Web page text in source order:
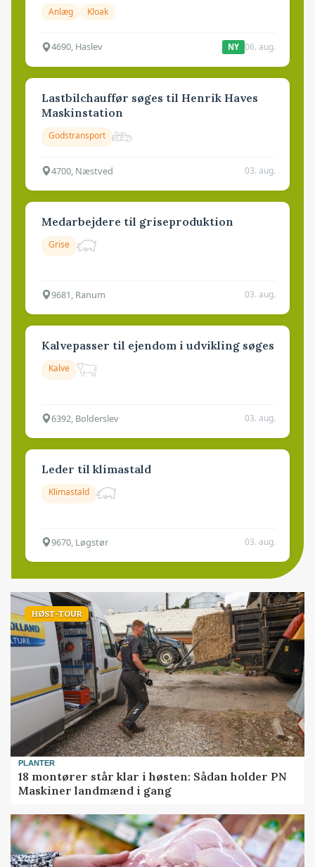
Anlæg Kloak
4690, Haslev NY 06. aug.
Lastbilchauffør søges til Henrik Haves
Maskinstation
Godstransport
4700, Næstved 03. aug.
Medarbejdere til griseproduktion
Grise
9681, Ranum 03. aug.
Kalvepasser til ejendom i udvikling søges
Kalve
6392, Bolderslev 03. aug.
Leder til klimastald
Klimastald
9670, Løgstør 03. aug.
HØST-TOUR
PLANTER
18 montører står klar i høsten: Sådan holder PN
Maskiner landmænd i gang